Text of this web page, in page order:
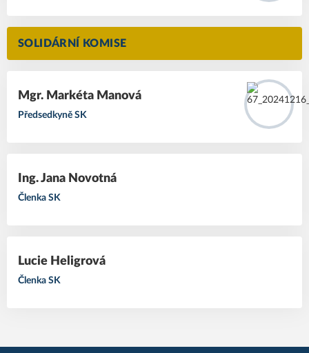
SOLIDÁRNÍ KOMISE
Mgr. Markéta Manová
Předsedkyně SK
Ing. Jana Novotná
Členka SK
Lucie Heligrová
Členka SK